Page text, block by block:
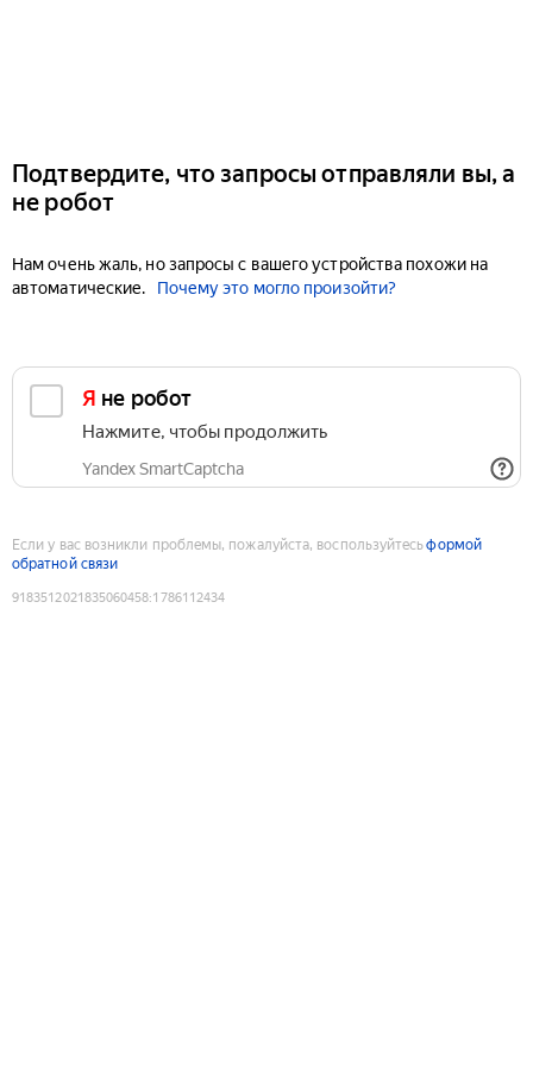
Подтвердите, что запросы отправляли вы, а
не робот
Нам очень жаль, но запросы с вашего устройства похожи на
автоматические.
Почему это могло произойти?
Я не робот
Нажмите, чтобы продолжить
Yandex SmartCaptcha
Если у вас возникли проблемы, пожалуйста, воспользуйтесьформой
обратной связи
9183512021835060458:1786112434